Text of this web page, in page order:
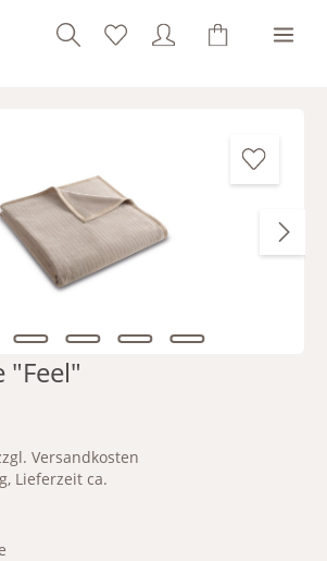
"Feel"
Versandkosten
Lieferzeit ca.